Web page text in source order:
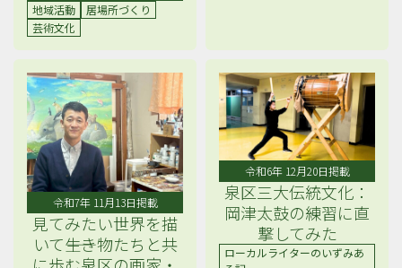
地域活動
居場所づくり
芸術文化
令和7年 11月13日掲載
見てみたい世界を描
いて――生き物たちと共
令和6年 12月20日掲載
泉区三大伝統文化：
岡津太鼓の練習に直
撃してみた
ローカルライターのいずみあ